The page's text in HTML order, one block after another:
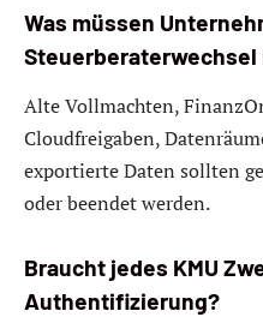
Was müssen
Steuerberaterwechsel
Alte Vollmachten,
Cloudfreigaben,
exportierte Daten sollten
oder beendet werden.
Braucht jedes KMU
Authentifizierung?